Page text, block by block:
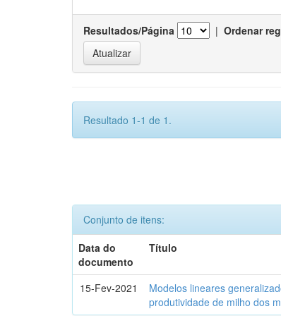
Resultados/Página | Ordenar
Resultado 1-1 de 1.
Conjunto de itens:
Data do
documento
Título
15-Fev-2021
Modelos lineares
produtividade de milho dos